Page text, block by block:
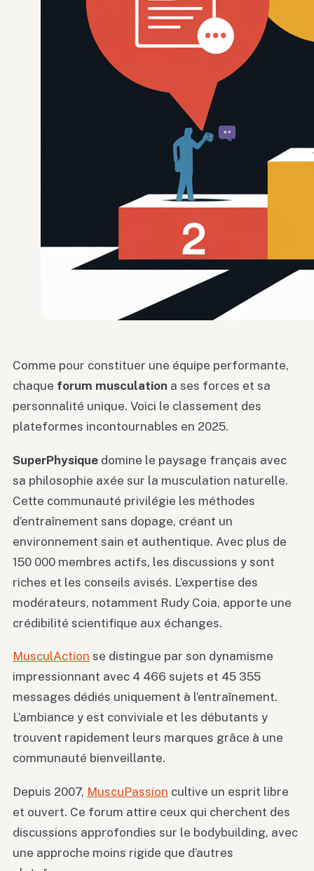
Comme pour constituer une équipe performante,
chaque forum musculation a ses forces et sa
personnalité unique. Voici le classement des
plateformes incontournables en 2025.
SuperPhysique domine le paysage français avec
sa philosophie axée sur la musculation naturelle.
Cette communauté privilégie les méthodes
d’entraînement sans dopage, créant un
environnement sain et authentique. Avec plus de
150 000 membres actifs, les discussions y sont
riches et les conseils avisés. L’expertise des
modérateurs, notamment Rudy Coia, apporte une
crédibilité scientifique aux échanges.
MusculAction se distingue par son dynamisme
impressionnant avec 4 466 sujets et 45 355
messages dédiés uniquement à l’entraînement.
L’ambiance y est conviviale et les débutants y
trouvent rapidement leurs marques grâce à une
communauté bienveillante.
Depuis 2007, MuscuPassion cultive un esprit libre
et ouvert. Ce forum attire ceux qui cherchent des
discussions approfondies sur le bodybuilding, avec
une approche moins rigide que d’autres